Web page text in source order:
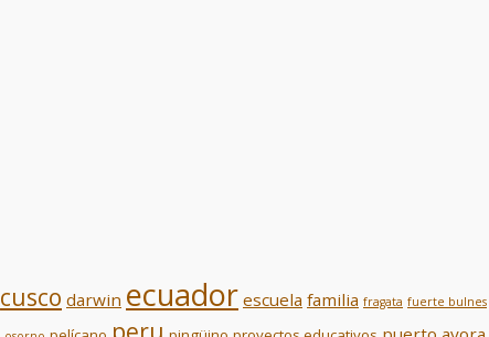
cusco darwin ecuador escuela familia fragata fuerte bulnes